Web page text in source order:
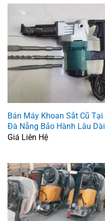
Bán Máy Khoan Sắt Cũ Tại
Đà Nẵng Bảo Hành Lâu Dài
Giá Liên Hệ